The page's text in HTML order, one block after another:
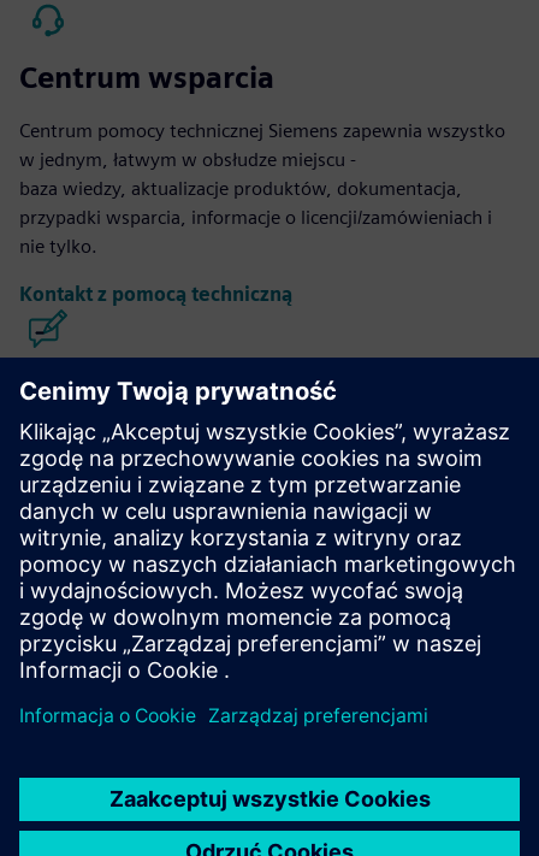
Centrum wsparcia
Centrum pomocy technicznej Siemens zapewnia wszystko
w jednym, łatwym w obsłudze miejscu -
baza wiedzy, aktualizacje produktów, dokumentacja,
przypadki wsparcia, informacje o licencji/zamówieniach i
nie tylko.
Kontakt z pomocą techniczną
Projektowanie i produkcja Calibre
IC
Pakiet narzędzi Calibre zapewnia dokładną, wydajną,
kompleksową weryfikację i optymalizację układów
scalonych we wszystkich węzłach procesu i stylach
projektowania, jednocześnie minimalizując zużycie
zasobów i harmonogramy taśmowania.
Ucz się od ekspertów